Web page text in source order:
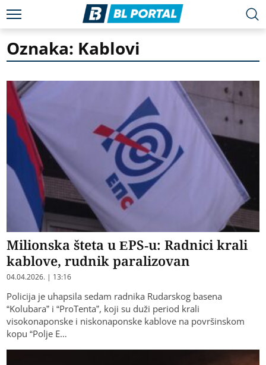
Oznaka: Kablovi
Milionska šteta u EPS-u: Radnici krali
kablove, rudnik paralizovan
04.04.2026. | 13:16
Policija je uhapsila sedam radnika Rudarskog basena
“Kolubara” i “ProTenta”, koji su duži period krali
visokonaponske i niskonaponske kablove na površinskom
kopu “Polje E…